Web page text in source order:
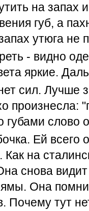
на запах
губ, а
утюга не
- видно
яркие.
сил. Лучше
произнесла:
губами слово
Ей всего
Как на
снова
ямы. Она
Почему тут